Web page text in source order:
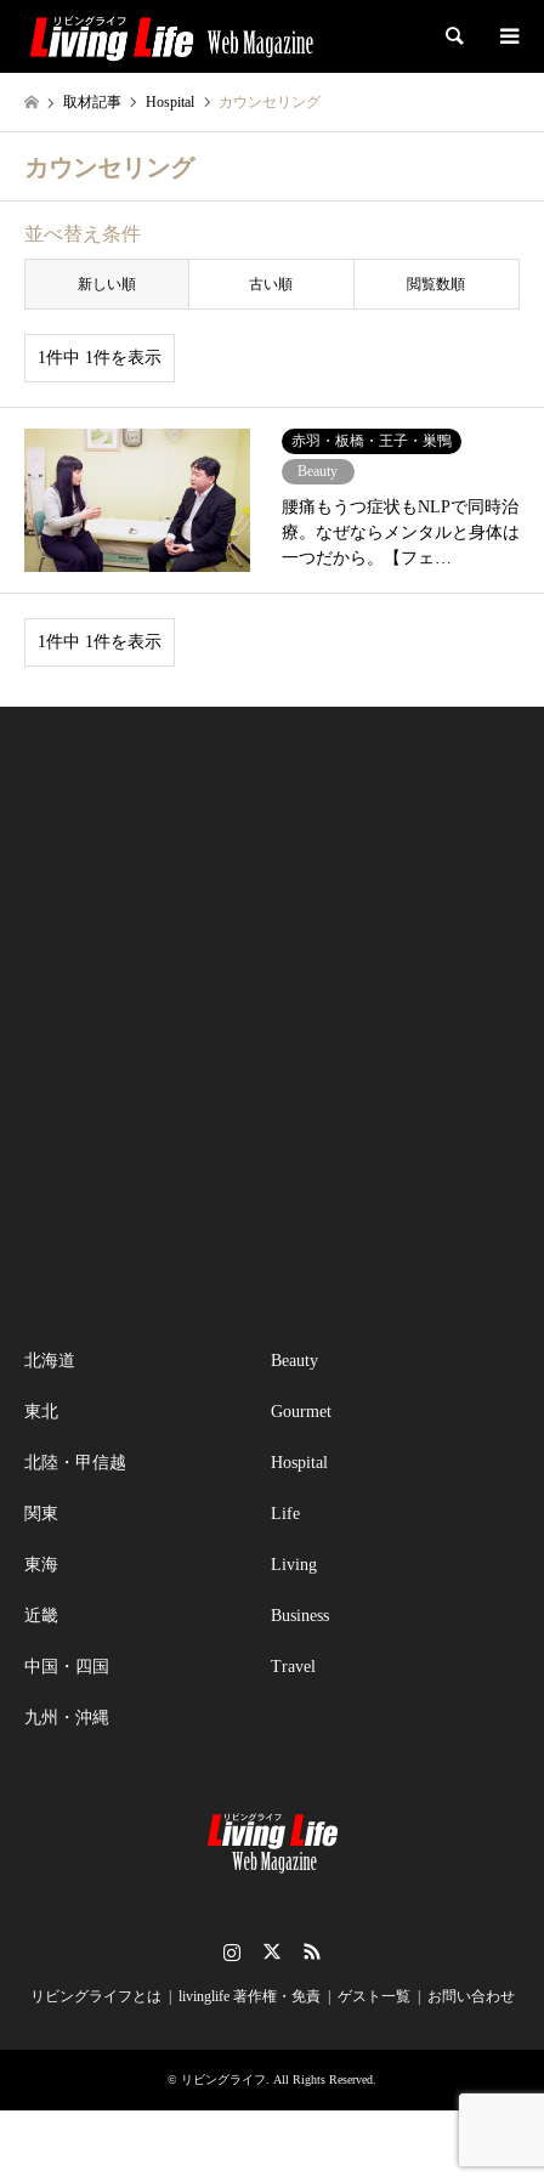
検索
取材記事 Hospital カウンセリング
カウンセリング
並べ替え条件
新しい順 古い順 閲覧数順
1件中 1件を表示
赤羽・板橋・王子・巣鴨
Beauty
腰痛もうつ症状もNLPで同時治
療。なぜならメンタルと身体は
一つだから。【フェ…
1件中 1件を表示
北海道
東北
北陸・甲信越
関東
東海
近畿
中国・四国
九州・沖縄
Beauty
Gourmet
Hospital
Life
Living
Business
Travel
リビングライフとは livinglife 著作権・免責 ゲスト一覧 お問い合わせ
© リビングライフ . All Rights Reserved.